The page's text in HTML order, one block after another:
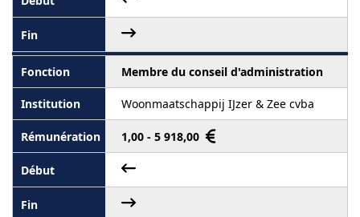
Membre du conseil d'administration
Woonmaatschappij IJzer & Zee cvba
1,00 - 5 918,00